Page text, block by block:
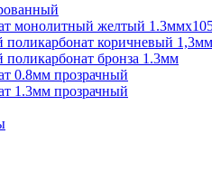
монолитный желтый
коричневый 1,3мм
бронза 1.3мм
0.8мм прозрачный
1.3мм прозрачный